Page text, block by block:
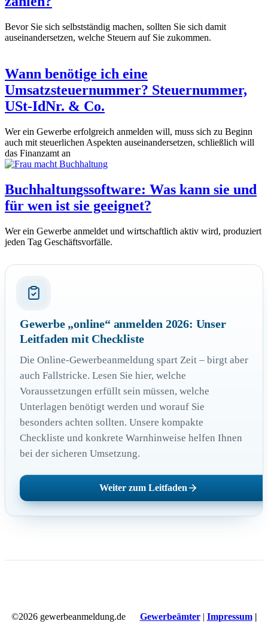
Bevor Sie sich selbstständig machen, sollten Sie sich damit
auseinandersetzen, welche Steuern auf Sie zukommen.
Wann benötige ich eine
Umsatzsteuernummer? Steuernummer,
USt-IdNr. & Co.
Wer ein Gewerbe erfolgreich anmelden will, muss sich zu Beginn
auch mit steuerlichen Aspekten auseinandersetzen, schließlich will
das Finanzamt an
Buchhaltungssoftware: Was kann sie und
für wen ist sie geeignet?
Wer ein Gewerbe anmeldet und wirtschaftlich aktiv wird, produziert
jeden Tag Geschäftsvorfälle.
Gewerbe „online“ anmelden 2026: Unser
Leitfaden mit Checkliste
Die Online-Gewerbeanmeldung spart Zeit – birgt aber
auch Fallstricke. Lesen Sie hier, welche
Voraussetzungen erfüllt sein müssen, welche
Unterlagen benötigt werden und worauf Sie
besonders achten sollten. Unsere kompakte
Checkliste und konkrete Warnhinweise helfen Ihnen
bei der sicheren Umsetzung.
Weiter zum Leitfaden
©2026 gewerbeanmeldung.de Gewerbeämter| Impressum|